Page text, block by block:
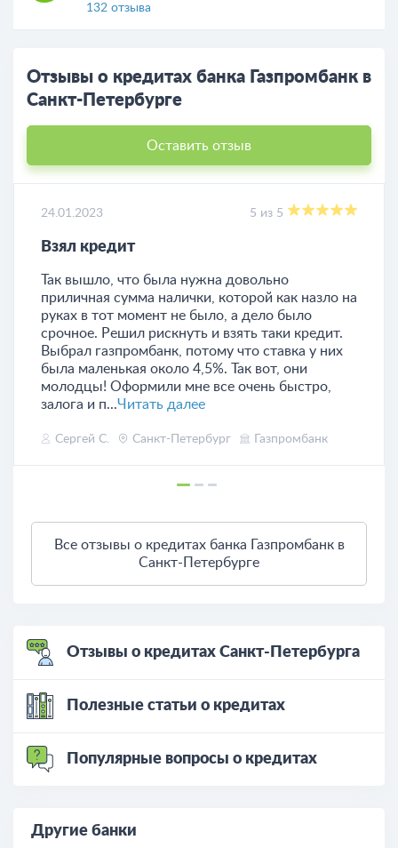
132 отзыва
Отзывы о кредитах банка Газпромбанк в
Санкт-Петербурге
Оставить отзыв
24.01.2023 5 из 5
​Взял кредит
Так вышло, что была нужна довольно
приличная сумма налички, которой как назло на
руках в тот момент не было, а дело было
срочное. Решил рискнуть и взять таки кредит.
Выбрал газпромбанк, потому что ставка у них
была маленькая около 4,5%. Так вот, они
молодцы! Оформили мне все очень быстро,
залога и п...Читать далее
Сергей С. Санкт-Петербург Газпромбанк
Все отзывы о кредитах банка Газпромбанк в
Санкт-Петербурге
Отзывы о кредитах Санкт-Петербурга
Полезные статьи о кредитах
Популярные вопросы о кредитах
Другие банки